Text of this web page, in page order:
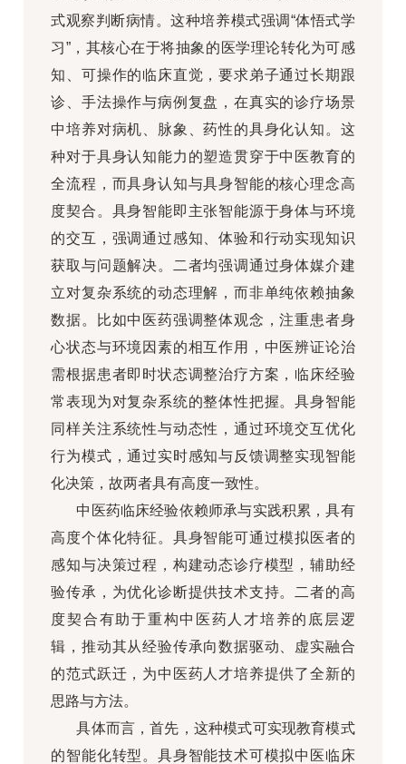
式观察判断病情。这种培养模式强调“体悟式学
习”，其核心在于将抽象的医学理论转化为可感
知、可操作的临床直觉，要求弟子通过长期跟
诊、手法操作与病例复盘，在真实的诊疗场景
中培养对病机、脉象、药性的具身化认知。这
种对于具身认知能力的塑造贯穿于中医教育的
全流程，而具身认知与具身智能的核心理念高
度契合。具身智能即主张智能源于身体与环境
的交互，强调通过感知、体验和行动实现知识
获取与问题解决。二者均强调通过身体媒介建
立对复杂系统的动态理解，而非单纯依赖抽象
数据。比如中医药强调整体观念，注重患者身
心状态与环境因素的相互作用，中医辨证论治
需根据患者即时状态调整治疗方案，临床经验
常表现为对复杂系统的整体性把握。具身智能
同样关注系统性与动态性，通过环境交互优化
行为模式，通过实时感知与反馈调整实现智能
化决策，故两者具有高度一致性。
中医药临床经验依赖师承与实践积累，具有
高度个体化特征。具身智能可通过模拟医者的
感知与决策过程，构建动态诊疗模型，辅助经
验传承，为优化诊断提供技术支持。二者的高
度契合有助于重构中医药人才培养的底层逻
辑，推动其从经验传承向数据驱动、虚实融合
的范式跃迁，为中医药人才培养提供了全新的
思路与方法。
具体而言，首先，这种模式可实现教育模式
的智能化转型。具身智能技术可模拟中医临床